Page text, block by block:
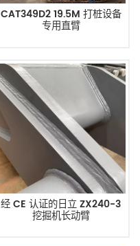
CAT349D2 19.5M 打桩设备
专用直臂
经 CE 认证的日立 ZX240-3
挖掘机长动臂